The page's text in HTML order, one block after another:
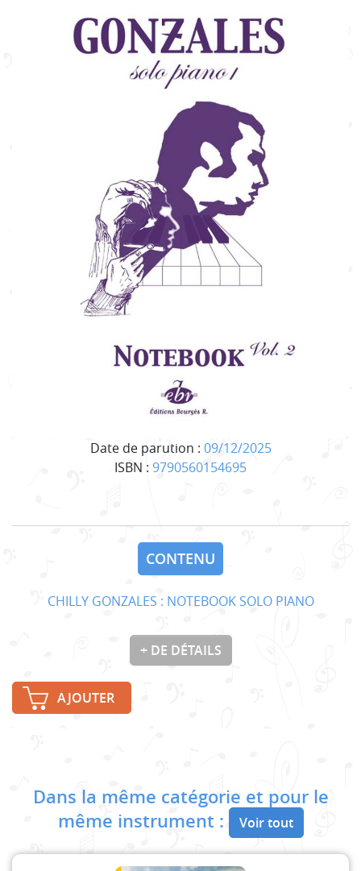
Date de parution : 09/12/2025
ISBN : 9790560154695
CONTENU
CHILLY GONZALES : NOTEBOOK SOLO PIANO
+ DE DÉTAILS
AJOUTER
Dans la même catégorie et pour le
même instrument :
Voir tout